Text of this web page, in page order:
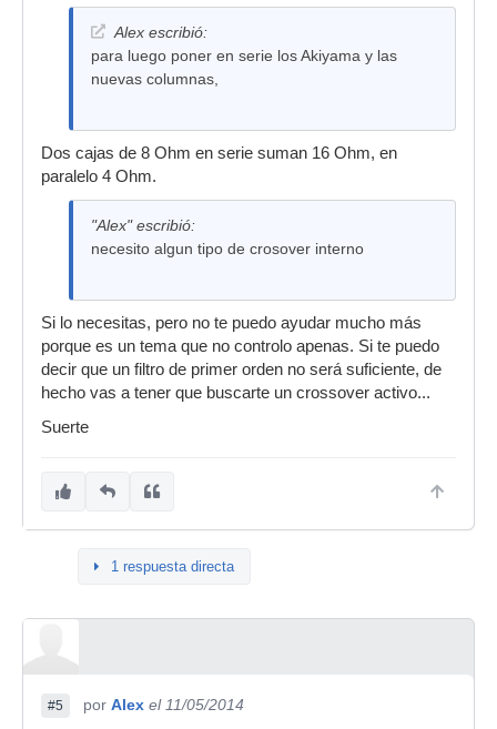
Alex escribió:
para luego poner en serie los Akiyama y las
nuevas columnas,
Dos cajas de 8 Ohm en serie suman 16 Ohm, en
paralelo 4 Ohm.
"Alex" escribió:
necesito algun tipo de crosover interno
Si lo necesitas, pero no te puedo ayudar mucho más
porque es un tema que no controlo apenas. Si te puedo
decir que un filtro de primer orden no será suficiente, de
hecho vas a tener que buscarte un crossover activo...
Suerte
1 respuesta directa
#5 por Alex el 11/05/2014